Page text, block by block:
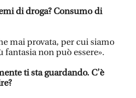
di droga? Consumo di
mai provata, per cui siamo
fantasia non può essere».
ti sta guardando. C’è